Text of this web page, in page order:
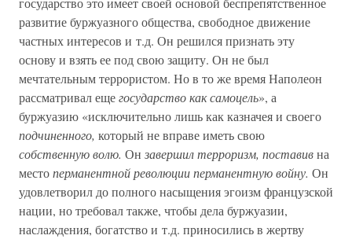
развитие буржуазного общества, свободное движение
частных интересов и т.д. Он решился признать эту
основу и взять ее под свою защиту. Он не был
мечтательным террористом. Но в то же время Наполеон
рассматривал ещегосударство как самоцель», а
буржуазию «исключительно лишь как казначея и своего
подчиненного, который не вправе иметь свою
собственную волю. Он завершил терроризм, поставивна
местоперманентной революции перманентную войну. Он
удовлетворил до полного насыщения эгоизм французской
нации, но требовал также, чтобы дела буржуазии,
наслаждения, богатство и т.д. приносились в жертву